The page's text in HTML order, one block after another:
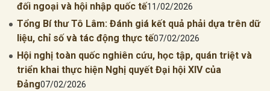
đối ngoại và hội nhập quốc tế11/02/2026
Tổng Bí thư Tô Lâm: Đánh giá kết quả phải dựa trên dữ
liệu, chỉ số và tác động thực tế07/02/2026
Hội nghị toàn quốc nghiên cứu, học tập, quán triệt và
triển khai thực hiện Nghị quyết Đại hội XIV của
Đảng07/02/2026